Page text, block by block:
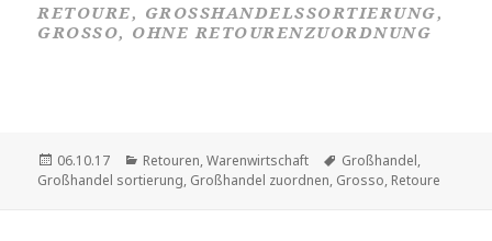
RETOURE, GROSSHANDELSSORTIERUNG, G
ROSSO, OHNE RETOURENZUORDNUNG
Veröffentlicht
am
06.10.17 Kategorien
Retouren,Warenwirtschaft Schlagwörter
Großhandel,
Großhandel sortierung, Großhandel zuordnen, Grosso, Retoure